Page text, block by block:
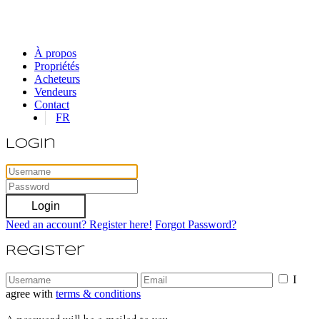
À propos
Propriétés
Acheteurs
Vendeurs
Contact
FR
Login
Login
Need an account? Register here! Forgot Password?
Register
I
agree with terms & conditions